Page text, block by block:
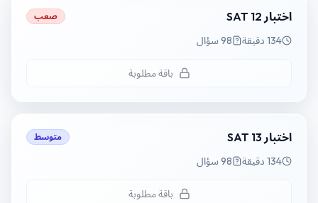
اختبار SAT 12 صعب
134 دقيقة 98 سؤال
باقة مطلوبة
اختبار SAT 13 متوسط
134 دقيقة 98 سؤال
باقة مطلوبة